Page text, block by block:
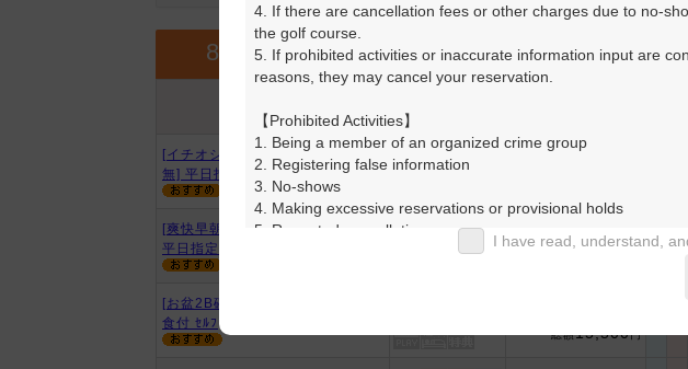
8月 9月 10月 11月
アイコンの説明
[イチオシ][お得][2B確約★2B割増
無] 平日指定昼食付
[爽快早朝スルー][2B保証★割増無]
平日指定昼食付
9,637円
－ －
[お盆2B確約★2B割増なし] 指定昼
食付 ｾﾙﾌ
総額15,500円
4. If there are cancellation fees or other charges due to no-
the golf course.
5. If prohibited activities or inaccurate information input are
reasons, they may cancel your reservation.
【Prohibited Activities】
1. Being a member of an organized crime group
2. Registering false information
3. No-shows
4. Making excessive reservations or provisional holds
5. Repeated cancellations
6. Violating laws and regulations
7. Causing inconvenience to others during play (e.g.,
I have read, understand,